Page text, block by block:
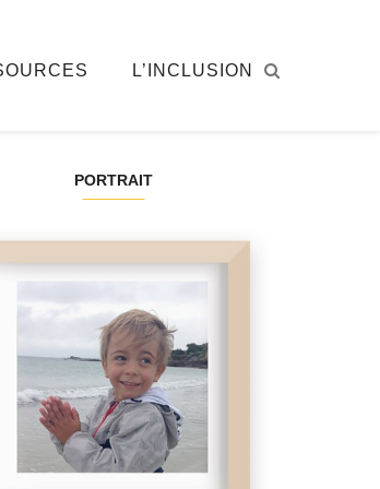
L’INCLUSION
PORTRAIT